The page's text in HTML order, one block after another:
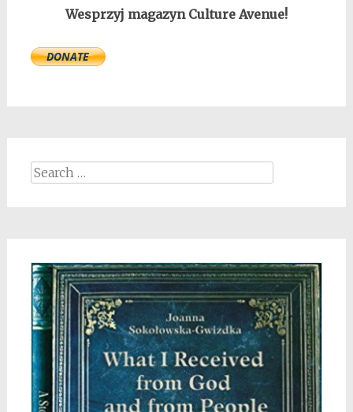
Wesprzyj magazyn Culture Avenue!
Search
for: